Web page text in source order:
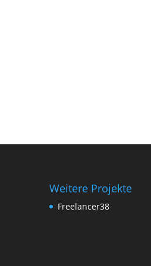
Weitere Projekte
Freelancer38